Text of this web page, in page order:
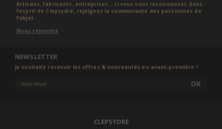
Artisans, fabricants, entreprises... si vous vous reconnaissez dans
l’esprit de Clepsydre, rejoignez la communauté des passionnés de
l’objet.
Nous rejoindre
NEWSLETTER
Je souhaite recevoir les offres & nouveautés en avant-première !
OK
CLEPSYDRE